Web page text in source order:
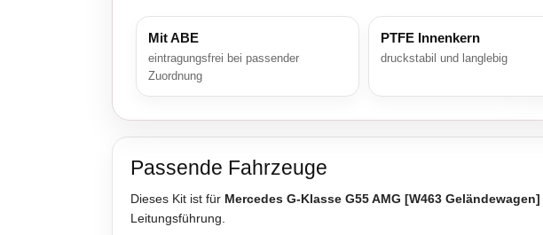
Mit ABE
eintragungsfrei bei passender
Zuordnung
PTFE Innenkern
druckstabil und langlebig
Passende Fahrzeuge
Dieses Kit ist für Mercedes G-Klasse G55 AMG [W463 Geländewagen]
Leitungsführung.